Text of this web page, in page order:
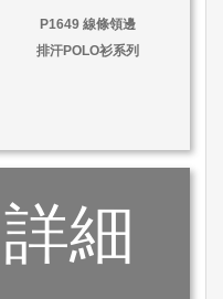
P1649 線條領邊
排汗POLO衫系列
詳細